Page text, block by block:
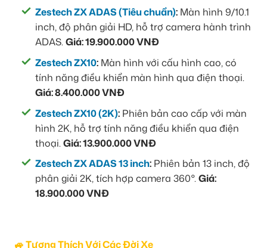
Zestech ZX ADAS (Tiêu chuẩn): Màn hình 9/10.1
inch, độ phân giải HD, hỗ trợ camera hành trình
ADAS.Giá: 19.900.000 VNĐ
Zestech ZX10: Màn hình với cấu hình cao, có
tính năng điều khiển màn hình qua điện thoại.
Giá: 8.400.000 VNĐ
Zestech ZX10 (2K): Phiên bản cao cấp với màn
hình 2K, hỗ trợ tính năng điều khiển qua điện
thoại.Giá: 13.900.000 VNĐ
Zestech ZX ADAS 13 inch: Phiên bản 13 inch, độ
phân giải 2K, tích hợp camera 360°.Giá:
18.900.000 VNĐ
🚙 Tương Thích Với Các Đời Xe